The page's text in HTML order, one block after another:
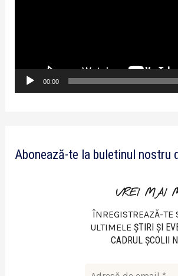
o
00:00
Abonează-te la buletinul nostru
VREI MAI
ÎNREGISTREAZĂ-TE
ULTIMELE ŞTIRI ŞI
CADRUL ŞCOLII